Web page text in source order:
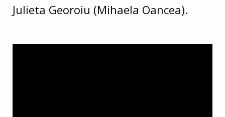
Julieta Georoiu (Mihaela Oancea).